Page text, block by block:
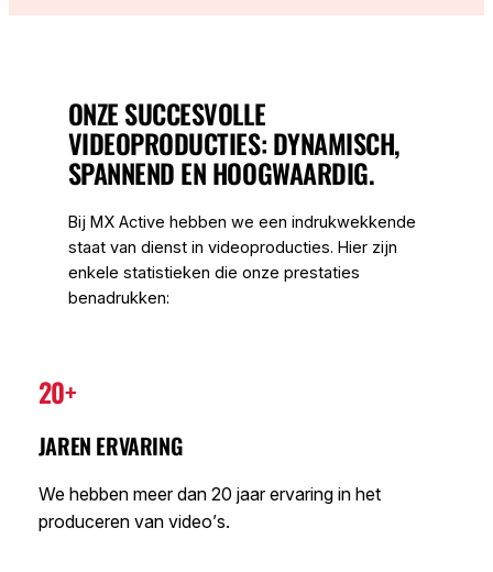
ONZE SUCCESVOLLE
VIDEOPRODUCTIES: DYNAMISCH,
SPANNEND EN HOOGWAARDIG.
Bij MX Active hebben we een indrukwekkende
staat van dienst in videoproducties. Hier zijn
enkele statistieken die onze prestaties
benadrukken:
20+
JAREN ERVARING
We hebben meer dan 20 jaar ervaring in het
produceren van video’s.